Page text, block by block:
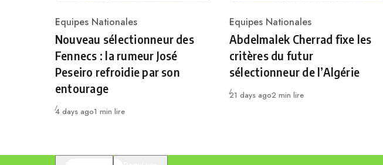
Category
Equipes Nationales
Nouveau sélectionneur des
Fennecs : la rumeur José
Peseiro refroidie par son
entourage
Publié
4 days ago1 min lire
Category
Equipes Nationales
Abdelmalek Cherrad fixe les
critères du futur
sélectionneur de l’Algérie
Publié
21 days ago2 min lire